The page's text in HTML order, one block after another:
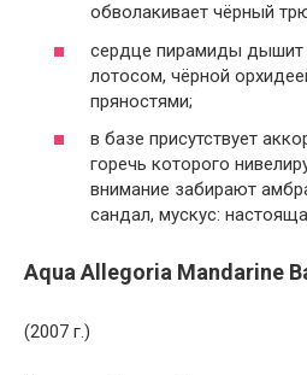
обволакивает чёрный
сердце пирамиды дышит
лотосом, чёрной
пряностями;
в базе присутствует
горечь которого
внимание забирают
сандал, мускус:
Aqua Allegoria Mandarine
(2007 г.)